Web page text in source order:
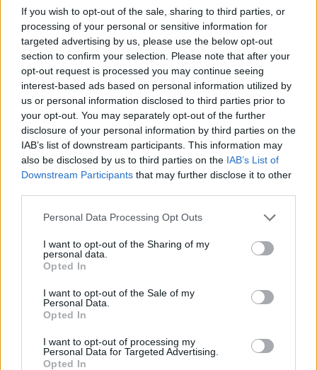
If you wish to opt-out of the sale, sharing to third parties, or
processing of your personal or sensitive information for
targeted advertising by us, please use the below opt-out
section to confirm your selection. Please note that after your
opt-out request is processed you may continue seeing
interest-based ads based on personal information utilized by
us or personal information disclosed to third parties prior to
your opt-out. You may separately opt-out of the further
disclosure of your personal information by third parties on the
IAB’s list of downstream participants. This information may
also be disclosed by us to third parties on the IAB’s List of
Downstream Participants that may further disclose it to other
Personal Data Processing Opt Outs
I want to opt-out of the Sharing of my
personal data.
Opted In
I want to opt-out of the Sale of my
Personal Data.
Opted In
I want to opt-out of processing my
Personal Data for Targeted Advertising.
Opted In
07.08.2026 - Bosch Powertrain s.r.o. Jihlava • linkový střídač • mzda
48.400 Kč • příspěvek na ubytování (Jihlava, okres Jihlava)
07.08.2026 -
Bosch Powertrain s.r.o. Jihlava • obsluha CNC strojů •
48.400 Kč • náborový bonus 50.000 Kč • příspěvek na ubytování
okres Jihlava)
06.08.2026 -Bosch Powertrain s.r.o. Jihlava • CNC operátor• mzda
Kč • náborový bonus 50.000 Kč • příspěvek na ubytování (Jihlava,
06.08.2026 -Bosch Powertrain s.r.o. • montážní dělník • mzda 44.700
týdenní zálohy na mzdu 2.000 Kč (Jihlava, okres Jihlava)
06.08.2026 -Bosch Powertrain s.r.o. Jihlava • práce ve skladu • mzda
48.400 Kč • náborový bonus 50.000 Kč • ubytování (Jihlava, okres
... další nabídky zaměstnání
vysílacím týdnu
naladění na Skylinku